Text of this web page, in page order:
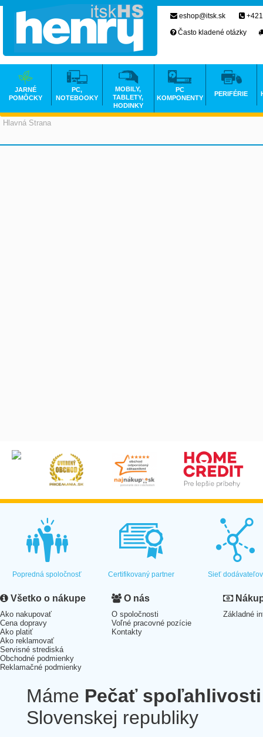
Hlavná Strana
eshop@itsk.sk
Často kladené otázky
JARNÉ
POMÔCKY
PC,
NOTEBOOKY
MOBILY,
TABLETY,
HODINKY
PC
KOMPONENTY
PERIFÉRIE
Popredná spoločnosť Certifikovaný partner Sieť dodávateľov
Všetko o nákupe
Ako nakupovať
Cena dopravy
Ako platiť
Ako reklamovať
Servisné strediská
Obchodné podmienky
Reklamačné podmienky
O nás
O spoločnosti
Voľné pracovné pozície
Kontakty
Základné
Máme Pečať spoľahlivosti
Slovenskej republiky